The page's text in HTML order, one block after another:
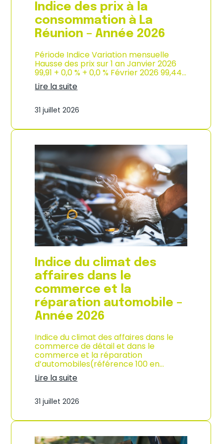
2
0
2
6
Indice des prix à la
consommation à La
Réunion – Année 2026
Période Indice Variation mensuelle
Hausse des prix sur 1 an Janvier 2026
99,91 + 0,0 % + 0,0 % Février 2026 99,44…
Lire la suite
n
i
e
e
s
p
r
i
x
à
l
a
c
o
n
s
o
m
m
a
t
o
n
à
L
R
u
n
o
n
31 juillet 2026
Indice du climat des
affaires dans le
commerce et la
réparation automobile –
Année 2026
Indice du climat des affaires dans le
commerce de détail et dans le
commerce et la réparation
d’automobiles(référence 100 en…
Lire la suite
n
i
e
31 juillet 2026